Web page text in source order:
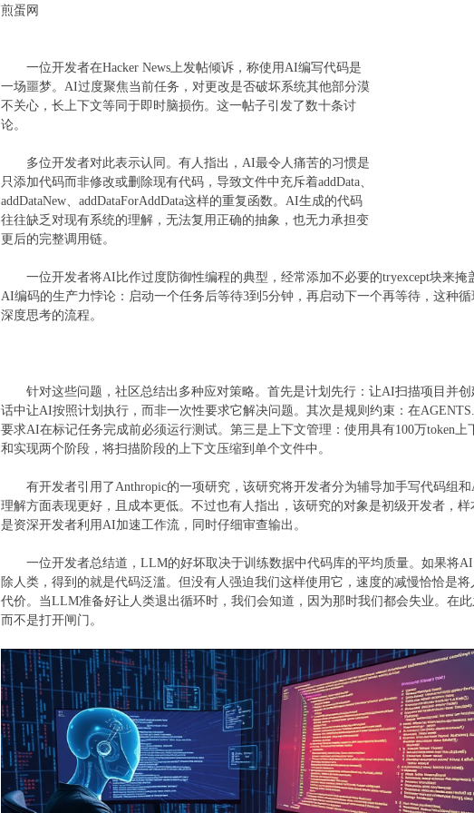
煎蛋网
一位开发者在Hacker News上发帖倾诉，称使用AI编写代码是
一场噩梦。AI过度聚焦当前任务，对更改是否破坏系统其他部分漠
不关心，长上下文等同于即时脑损伤。这一帖子引发了数十条讨
论。
多位开发者对此表示认同。有人指出，AI最令人痛苦的习惯是
只添加代码而非修改或删除现有代码，导致文件中充斥着addData、
addDataNew、addDataForAddData这样的重复函数。AI生成的代码
往往缺乏对现有系统的理解，无法复用正确的抽象，也无力承担变
更后的完整调用链。
一位开发者将AI比作过度防御性编程的典型，经常添加不必要的tryexcept块来掩
AI编码的生产力悖论：启动一个任务后等待3到5分钟，再启动下一个再等待，这种
深度思考的流程。
针对这些问题，社区总结出多种应对策略。首先是计划先行：让AI扫描项目并创
话中让AI按照计划执行，而非一次性要求它解决问题。其次是规则约束：在
要求AI在标记任务完成前必须运行测试。第三是上下文管理：使用具有100万token
和实现两个阶段，将扫描阶段的上下文压缩到单个文件中。
有开发者引用了Anthropic的一项研究，该研究将开发者分为辅导加手写代码组
理解方面表现更好，且成本更低。不过也有人指出，该研究的对象是初级开发者，
是资深开发者利用AI加速工作流，同时仔细审查输出。
一位开发者总结道，LLM的好坏取决于训练数据中代码库的平均质量。如果将AI
除人类，得到的就是代码泛滥。但没有人强迫我们这样使用它，速度的减慢恰恰是
代价。当LLM准备好让人类退出循环时，我们会知道，因为那时我们都会失业。在
而不是打开闸门。